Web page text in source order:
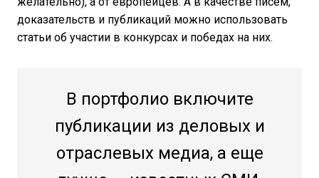
доказательств и публикаций можно использовать
статьи об участии в конкурсах и победах на них.
В портфолио включите
публикации из деловых и
отраслевых медиа, а еще